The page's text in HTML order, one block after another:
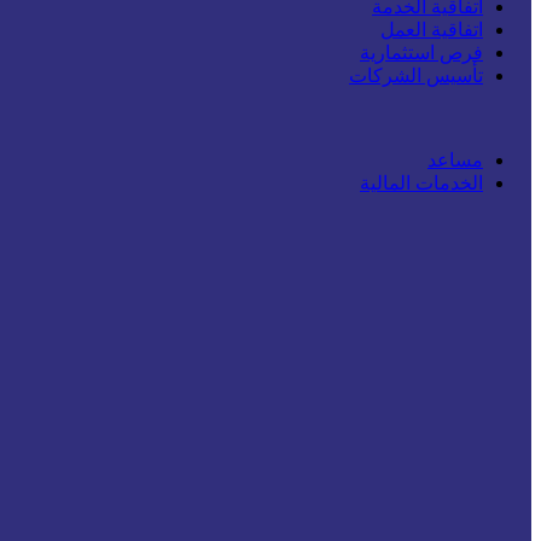
اتفاقية الخدمة
اتفاقية العمل
فرص استثمارية
تأسيس الشركات
مساعد
الخدمات المالية